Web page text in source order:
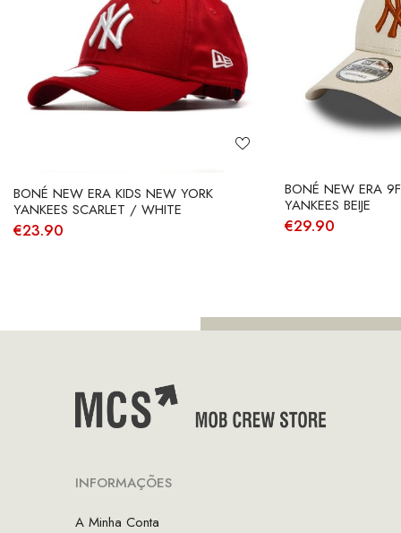
BONÉ NEW ERA KIDS NEW YORK
YANKEES SCARLET / WHITE
€23.90
BONÉ NEW ERA
YANKEES BEIJE
€29.90
INFORMAÇÕES
A Minha Conta